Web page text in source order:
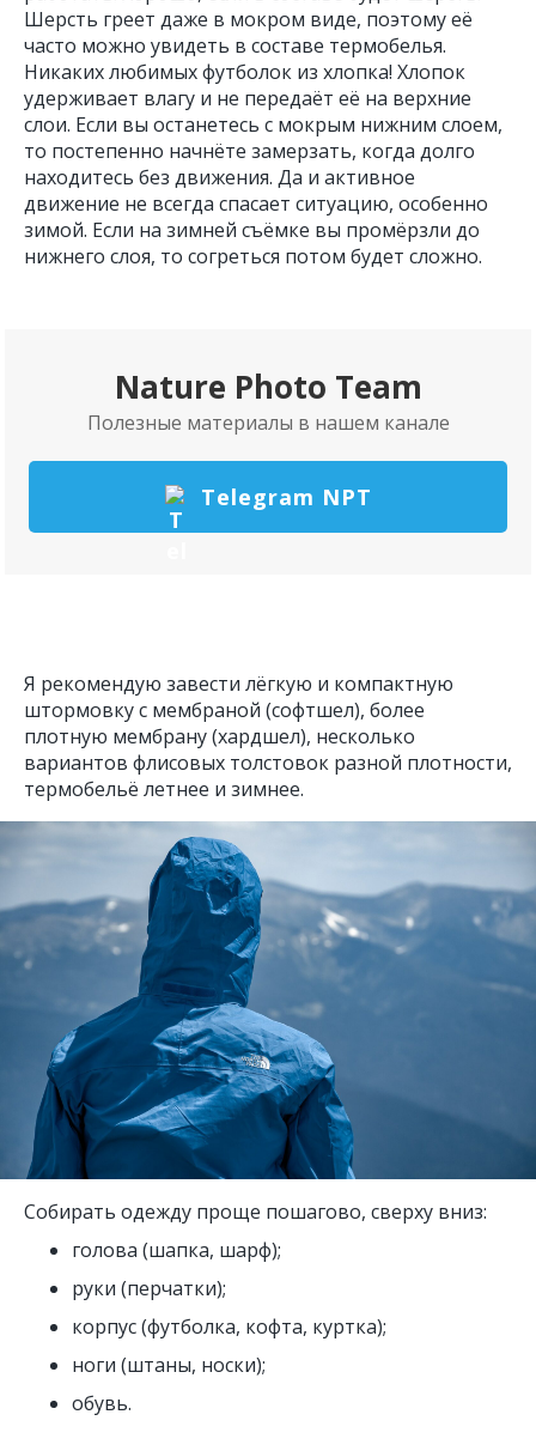
Шерсть греет даже в мокром виде, поэтому её
часто можно увидеть в составе термобелья.
Никаких любимых футболок из хлопка! Хлопок
удерживает влагу и не передаёт её на верхние
слои. Если вы останетесь с мокрым нижним слоем,
то постепенно начнёте замерзать, когда долго
находитесь без движения. Да и активное
движение не всегда спасает ситуацию, особенно
зимой. Если на зимней съёмке вы промёрзли до
нижнего слоя, то согреться потом будет сложно.
Nature Photo Team
Полезные материалы в нашем канале
Telegram NPT
Я рекомендую завести лёгкую и компактную
штормовку с мембраной (софтшел), более
плотную мембрану (хардшел), несколько
вариантов флисовых толстовок разной плотности,
термобельё летнее и зимнее.
Собирать одежду проще пошагово, сверху вниз:
голова (шапка, шарф);
руки (перчатки);
корпус (футболка, кофта, куртка);
ноги (штаны, носки);
обувь.